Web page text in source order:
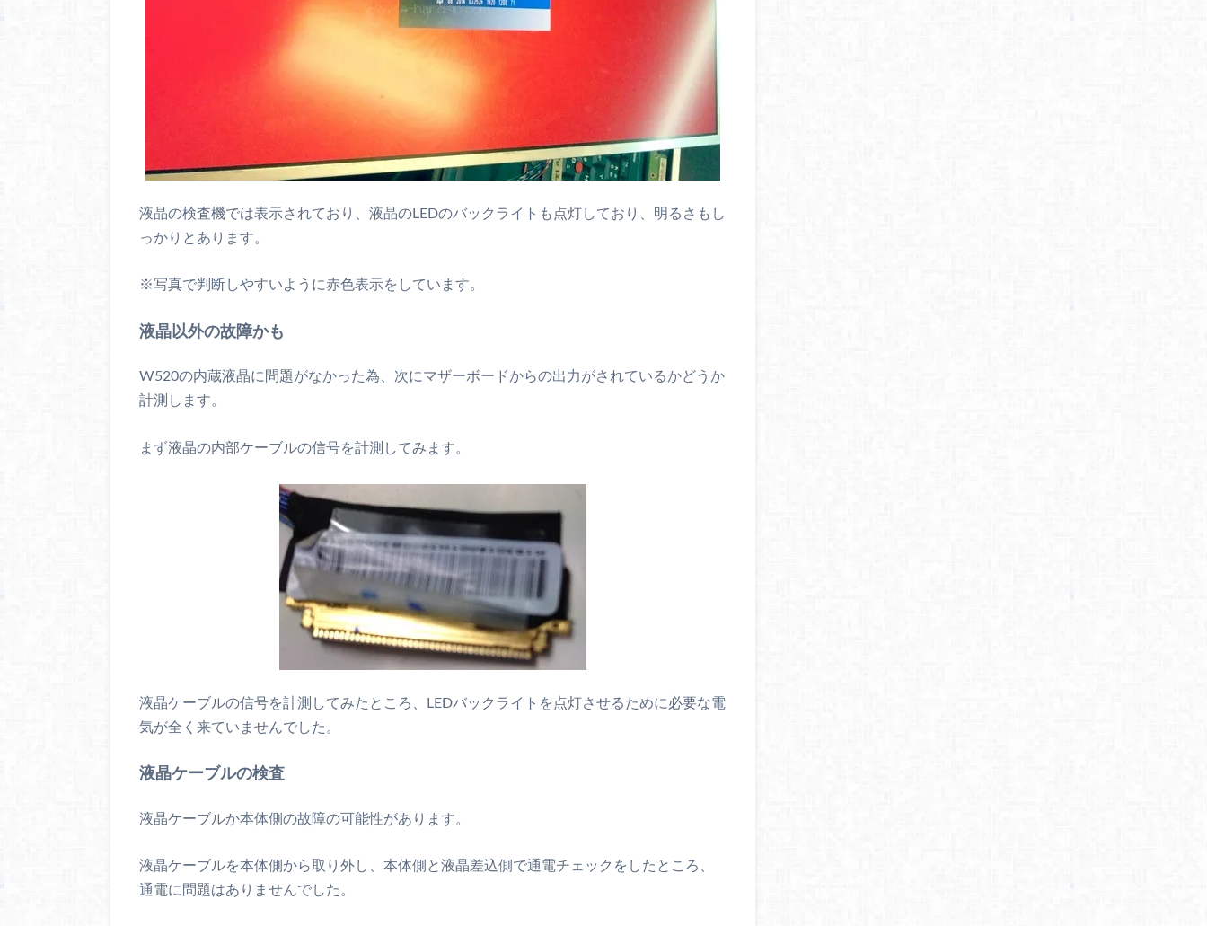
液晶の検査機では表示されており、液晶のLEDのバックライトも点灯しており、明るさもし
っかりとあります。
※写真で判断しやすいように赤色表示をしています。
液晶以外の故障かも
W520の内蔵液晶に問題がなかった為、次にマザーボードからの出力がされているかどうか
計測します。
まず液晶の内部ケーブルの信号を計測してみます。
液晶ケーブルの信号を計測してみたところ、LEDバックライトを点灯させるために必要な電
気が全く来ていませんでした。
液晶ケーブルの検査
液晶ケーブルか本体側の故障の可能性があります。
液晶ケーブルを本体側から取り外し、本体側と液晶差込側で通電チェックをしたところ、
通電に問題はありませんでした。